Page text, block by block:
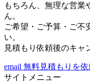
もちろん、無理な営業
ん。
ご希望・ご予算・ご不
い。
見積もり依頼後のキャ
email 無料見積もりを依
サイトメニュー